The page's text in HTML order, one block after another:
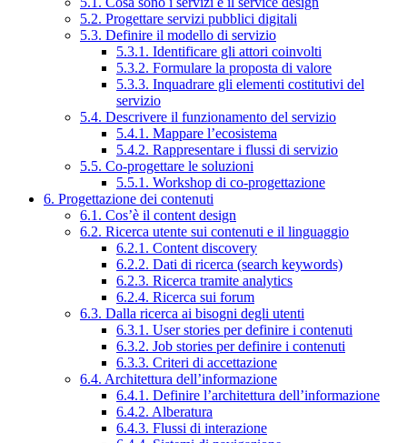
5.2. Progettare servizi pubblici digitali
5.3. Definire il modello di servizio
5.3.1. Identificare gli attori coinvolti
5.3.2. Formulare la proposta di valore
5.3.3. Inquadrare gli elementi costitutivi del
servizio
5.4. Descrivere il funzionamento del servizio
5.4.1. Mappare l’ecosistema
5.4.2. Rappresentare i flussi di servizio
5.5. Co-progettare le soluzioni
5.5.1. Workshop di co-progettazione
6. Progettazione dei contenuti
6.1. Cos’è il content design
6.2. Ricerca utente sui contenuti e il linguaggio
6.2.1. Content discovery
6.2.2. Dati di ricerca (search keywords)
6.2.3. Ricerca tramite analytics
6.2.4. Ricerca sui forum
6.3. Dalla ricerca ai bisogni degli utenti
6.3.1. User stories per definire i contenuti
6.3.2. Job stories per definire i contenuti
6.3.3. Criteri di accettazione
6.4. Architettura dell’informazione
6.4.1. Definire l’architettura dell’informazione
6.4.2. Alberatura
6.4.3. Flussi di interazione